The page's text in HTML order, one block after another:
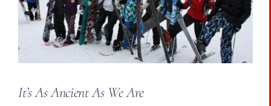
It’s As Ancient As We Are